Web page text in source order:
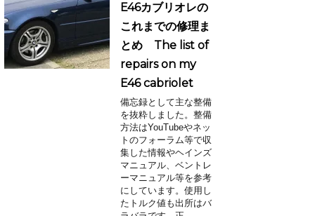
E46カブリオレの
これまでの修理ま
とめ The list of
repairs on my
E46 cabriolet
備忘録として主な整備
を抜粋しました。整備
方法はYouTubeやネッ
トのフォーラム等で収
集した情報やヘインズ
マニュアル、ベントレ
ーマニュアル等を参考
にしています。使用し
たトルク値も出所はバ